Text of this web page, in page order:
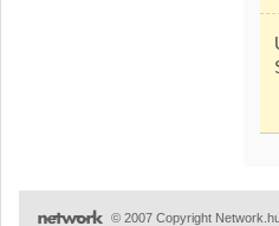
© 2007 Copyright